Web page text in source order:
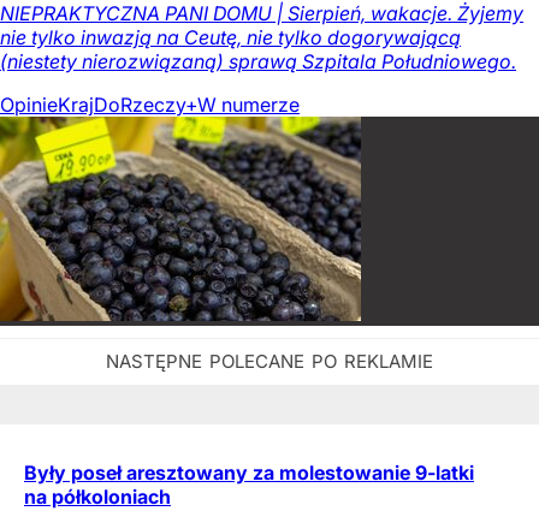
NIEPRAKTYCZNA PANI DOMU | Sierpień, wakacje. Żyjemy
nie tylko inwazją na Ceutę, nie tylko dogorywającą
(niestety nierozwiązaną) sprawą Szpitala Południowego.
OpinieKrajDoRzeczy+W numerze
Były poseł aresztowany za molestowanie 9-latki
na półkoloniach